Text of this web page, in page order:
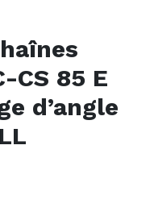
CS 85 E
d’angle